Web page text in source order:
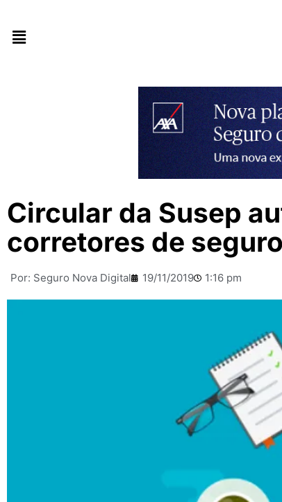
Circular da Susep
corretores de
Por: Seguro Nova Digital 19/11/2019 1:16 pm